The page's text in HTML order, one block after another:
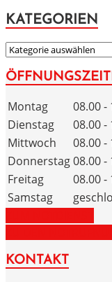
KATEGORIEN
KATEGORIEN
Montag
08.00 -
Dienstag
08.00 -
Mittwoch
08.00 -
Donnerstag08.00 -
Freitag
08.00 -
Samstag
KONTAKT